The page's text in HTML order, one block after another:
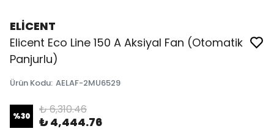
ELİCENT
Elicent Eco Line 150 A Aksiyal Fan (Otomatik
Panjurlu)
Ürün Kodu: AELAF-2MU6529
%30 ₺ 6,310.46
₺ 4,444.76